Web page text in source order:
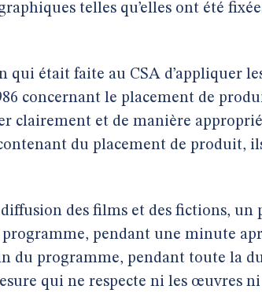
telles qu’elles ont été
qui était faite au CSA d’appliquer
concernant le placement de
clairement et de manière
du placement de produit,
des films et des fictions, un
pendant une minute
du programme, pendant toute la
qui ne respecte ni les œuvres ni